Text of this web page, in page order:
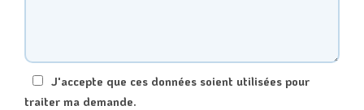
J'accepte que ces données soient utilisées pour
traiter ma demande.